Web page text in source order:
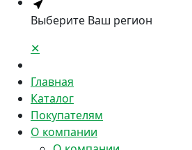
Выберите Ваш регион
✕
Главная
Каталог
Покупателям
О компании